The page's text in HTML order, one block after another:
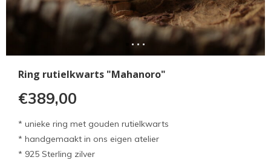
Ring rutielkwarts "Mahanoro"
€389,00
* unieke ring met gouden rutielkwarts
* handgemaakt in ons eigen atelier
* 925 Sterling zilver